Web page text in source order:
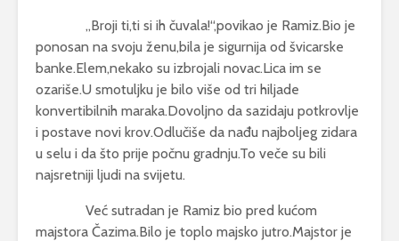
,,Broji ti,ti si ih čuvala!“,povikao je Ramiz.Bio je
ponosan na svoju ženu,bila je sigurnija od švicarske
banke.Elem,nekako su izbrojali novac.Lica im se
ozariše.U smotuljku je bilo više od tri hiljade
konvertibilnih maraka.Dovoljno da sazidaju potkrovlje
i postave novi krov.Odlučiše da nađu najboljeg zidara
u selu i da što prije počnu gradnju.To veče su bili
najsretniji ljudi na svijetu.
Već sutradan je Ramiz bio pred kućom
majstora Čazima.Bilo je toplo majsko jutro.Majstor je